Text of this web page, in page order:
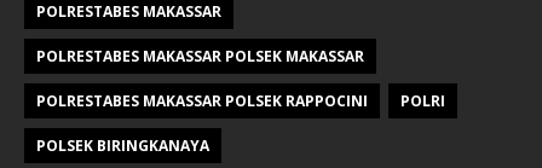
POLRESTABES MAKASSAR
POLRESTABES MAKASSAR POLSEK MAKASSAR
POLRESTABES MAKASSAR POLSEK RAPPOCINI POLRI
POLSEK BIRINGKANAYA